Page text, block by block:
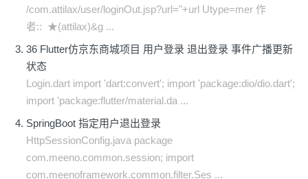
/com.attilax/user/loginOut.jsp?url="+url Utype=mer 作
者:: ★(attilax)&g ...
36 Flutter仿京东商城项目 用户登录 退出登录 事件广播更新
状态
Login.dart import 'dart:convert'; import 'package:dio/dio.dart';
import 'package:flutter/material.da ...
SpringBoot 指定用户退出登录
HttpSessionConfig.java package
com.meeno.common.session; import
com.meenoframework.common.filter.Ses ...